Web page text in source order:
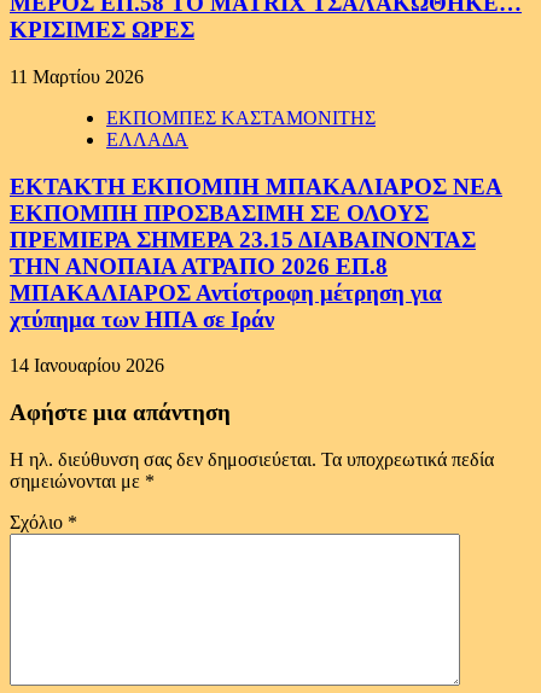
ΚΡΙΣΙΜΕΣ ΩΡΕΣ
11 Μαρτίου 2026
ΕΚΠΟΜΠΕΣ ΚΑΣΤΑΜΟΝΙΤΗΣ
ΕΛΛΑΔΑ
ΕΚΤΑΚΤΗ ΕΚΠΟΜΠΗ ΜΠΑΚΑΛΙΑΡΟΣ ΝΕΑ
ΕΚΠΟΜΠΗ ΠΡΟΣΒΑΣΙΜΗ ΣΕ ΟΛΟΥΣ
ΠΡΕΜΙΕΡΑ ΣΗΜΕΡΑ 23.15 ΔΙΑΒΑΙΝΟΝΤΑΣ
ΤΗΝ ΑΝΟΠΑΙΑ ΑΤΡΑΠΟ 2026 ΕΠ.8
ΜΠΑΚΑΛΙΑΡΟΣ Αντίστροφη μέτρηση για
χτύπημα των ΗΠΑ σε Ιράν
14 Ιανουαρίου 2026
Αφήστε μια απάντηση
Η ηλ. διεύθυνση σας δεν δημοσιεύεται. Τα υποχρεωτικά πεδία
σημειώνονται με *
Σχόλιο *